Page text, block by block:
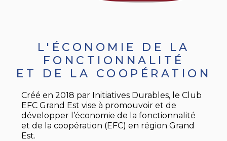
L'ÉCONOMIE DE LA
FONCTIONNALITÉ
ET DE LA COOPÉRATION
Créé en 2018 par Initiatives Durables, le Club
EFC Grand Est vise à promouvoir et de
développer l’économie de la fonctionnalité
et de la coopération (EFC) en région Grand
Est.